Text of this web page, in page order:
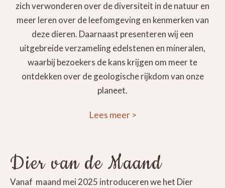
zich verwonderen over de diversiteit in de natuur en
meer leren over de leefomgeving en kenmerken van
deze dieren. Daarnaast presenteren wij een
uitgebreide verzameling edelstenen en mineralen,
waarbij bezoekers de kans krijgen om meer te
ontdekken over de geologische rijkdom van onze
planeet.
Lees meer >
Dier van de Maand
Vanaf maand mei 2025 introduceren we het Dier